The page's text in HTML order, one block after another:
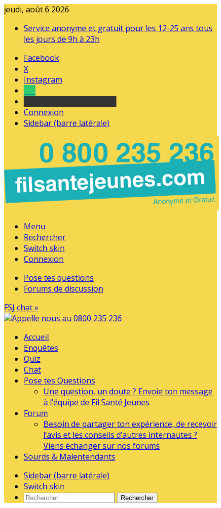
jeudi, août 6 2026
Service anonyme et gratuit pour les 12-25 ans tous
les jours de 9h à 23h
Facebook
X
Instagram
Connexion
Sidebar (barre latérale)
Menu
Rechercher
Switch skin
Connexion
Pose tes questions
Forums de discussion
FSJ chat »
Accueil
Enquêtes
Quiz
Chat
Pose tes Questions
Une question, un doute ? Envoie ton message
à l’équipe de Fil Santé Jeunes
Forum
Besoin de partager ton expérience, de recevoir
l’avis et les conseils d’autres internautes ?
Viens échanger sur nos forums
Sourds & Malentendants
Sidebar (barre latérale)
Switch skin
Rechercher